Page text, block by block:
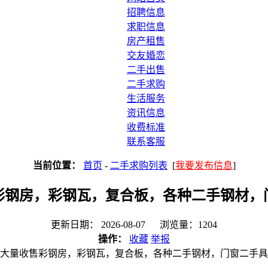
招聘信息
求职信息
房产租售
交友婚恋
二手出售
二手求购
生活服务
资讯信息
收费标准
联系客服
当前位置： 首页 - 二手求购列表 [我要发布信息]
钢房，彩钢瓦，复合板，各种二手钢材，
更新日期： 2026-08-07 浏览量：1204
操作：
收藏 举报
大量收售彩钢房，彩钢瓦，复合板，各种二手钢材，门窗二手具